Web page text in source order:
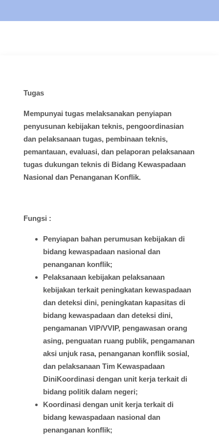
Tugas
Mempunyai tugas melaksanakan penyiapan
penyusunan kebijakan teknis, pengoordinasian
dan pelaksanaan tugas, pembinaan teknis,
pemantauan, evaluasi, dan pelaporan pelaksanaan
tugas dukungan teknis di Bidang Kewaspadaan
Nasional dan Penanganan Konflik.
Fungsi :
Penyiapan bahan perumusan kebijakan di
bidang kewaspadaan nasional dan
penanganan konflik;
Pelaksanaan kebijakan pelaksanaan
kebijakan terkait peningkatan kewaspadaan
dan deteksi dini, peningkatan kapasitas di
bidang kewaspadaan dan deteksi dini,
pengamanan VIP/VVIP, pengawasan orang
asing, penguatan ruang publik, pengamanan
aksi unjuk rasa, penanganan konflik sosial,
dan pelaksanaan Tim Kewaspadaan
DiniKoordinasi dengan unit kerja terkait di
bidang politik dalam negeri;
Koordinasi dengan unit kerja terkait di
bidang kewaspadaan nasional dan
penanganan konflik;